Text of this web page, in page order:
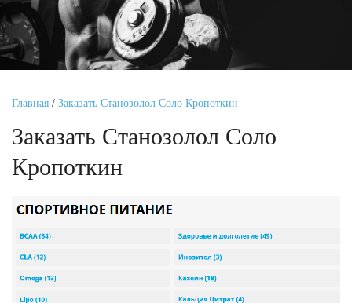
Главная / Заказать Станозолол Соло Кропоткин
Заказать Станозолол Соло
Кропоткин